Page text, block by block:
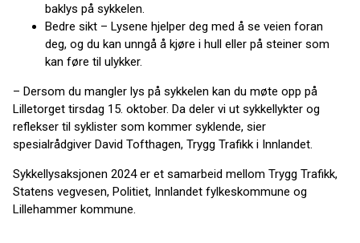
baklys på sykkelen.
Bedre sikt – Lysene hjelper deg med å se veien foran
deg, og du kan unngå å kjøre i hull eller på steiner som
kan føre til ulykker.
– Dersom du mangler lys på sykkelen kan du møte opp på
Lilletorget tirsdag 15. oktober. Da deler vi ut sykkellykter og
reflekser til syklister som kommer syklende, sier
spesialrådgiver David Tofthagen, Trygg Trafikk i Innlandet.
Sykkellysaksjonen 2024 er et samarbeid mellom Trygg Trafikk,
Statens vegvesen, Politiet, Innlandet fylkeskommune og
Lillehammer kommune.